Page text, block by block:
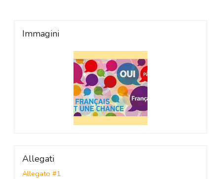
Immagini
Allegati
Allegato #1